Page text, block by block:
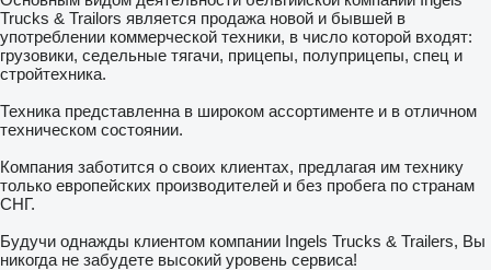
Trucks & Trailors является продажа новой и бывшей в
употреблении коммерческой техники, в число которой входят:
грузовики, седельные тягачи, прицепы, полуприцепы, спец и
стройтехника.
Техника представленна в широком ассортименте и в отличном
техническом состоянии.
Компания заботится о своих клиентах, предлагая им технику
только европейских производителей и без пробега по странам
СНГ.
Будучи однажды клиентом компании Ingels Trucks & Trailers, Вы
никогда не забудете высокий уровень сервиса!